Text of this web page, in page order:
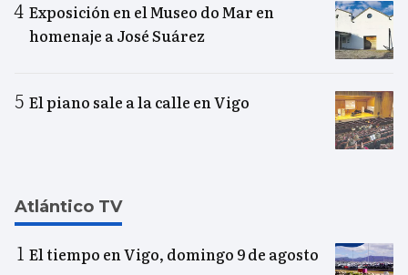
Exposición en el Museo do Mar en
homenaje a José Suárez
El piano sale a la calle en Vigo
Atlántico TV
El tiempo en Vigo, domingo 9 de agosto